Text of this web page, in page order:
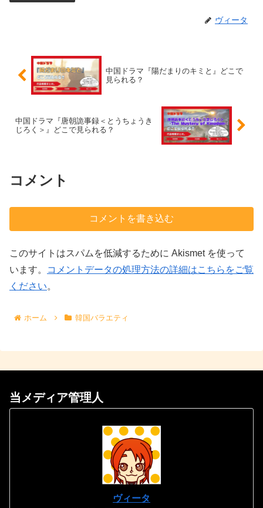
ヴィータ
中国ドラマ『陽だまりのキミと』どこで
見られる？
中国ドラマ『唐朝詭事録＜とうちょうき
じろく＞』どこで見られる？
コメント
コメントを書き込む
このサイトはスパムを低減するために Akismet を使って
います。
コメントデータの処理方法の詳細はこちらをご覧
ください。
ホーム 韓国バラエティ
当メディア管理人
ヴィータ